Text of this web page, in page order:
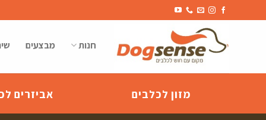
to
חנות מבצעים
מזון לכלבים אביזרים